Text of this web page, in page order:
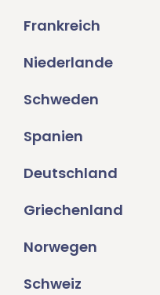
Frankreich
Niederlande
Schweden
Spanien
Deutschland
Griechenland
Norwegen
Schweiz